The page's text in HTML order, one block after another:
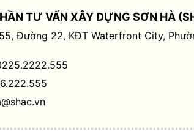
TƯ VẤN XÂY DỰNG SƠN HÀ
Đường 22, KĐT Waterfront City,